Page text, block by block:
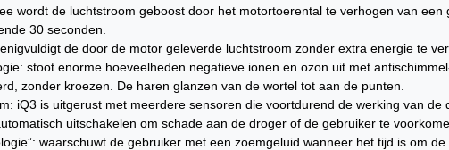
wordt de luchtstroom geboost door het motortoerental te verhogen van
30 seconden.
de door de motor geleverde luchtstroom zonder extra energie te
stoot enorme hoeveelheden negatieve ionen en ozon uit met
zonder kroezen. De haren glanzen van de wortel tot aan de punten.
iQ3 is uitgerust met meerdere sensoren die voortdurend de werking van
uitschakelen om schade aan de droger of de gebruiker te
waarschuwt de gebruiker met een zoemgeluid wanneer het tijd is om